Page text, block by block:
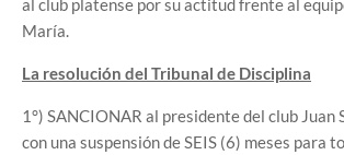
al club platense por su actitud frente al
María.
La resolución del Tribunal de Disciplina
1°) SANCIONAR al presidente del club Juan
con una suspensión de SEIS (6) meses para